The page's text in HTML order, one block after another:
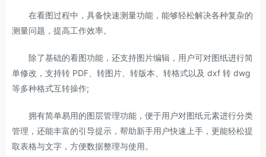
在看图过程中，具备快速测量功能，能够轻松解决各种复杂的
测量问题，提高工作效率。
除了基础的看图功能，还支持图片编辑，用户可对图纸进行简
单修改，支持转 PDF、转图片、转版本、转格式以及 dxf 转 dwg
等多种格式互转操作;
拥有简单易用的图层管理功能，便于用户对图纸元素进行分类
管理，还能丰富的引导提示，帮助新手用户快速上手，更能轻松提
取表格与文字，方便数据整理与使用。